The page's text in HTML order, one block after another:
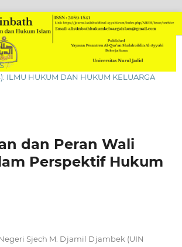
/
ILMU HUKUM DAN HUKUM KELUARGA
dan Peran Wali
Perspektif Hukum
Sjech M. Djamil Djambek (UIN